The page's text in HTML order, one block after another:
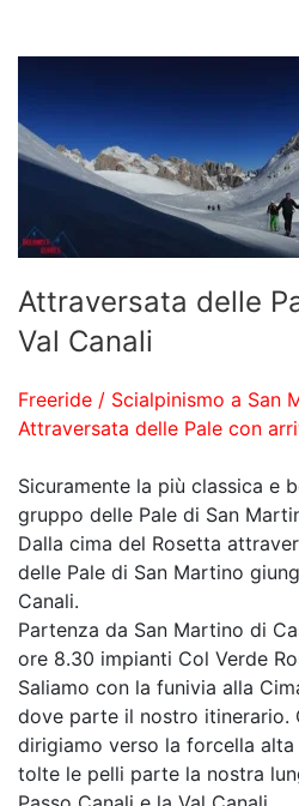
Attraversata delle
Val Canali
Freeride / Scialpinismo a San
Attraversata delle Pale con
Sicuramente la più classica e
gruppo delle Pale di San
Dalla cima del Rosetta
delle Pale di San Martino
Canali.
Partenza da San Martino di
ore 8.30 impianti Col Verde
Saliamo con la funivia alla
dove parte il nostro itinerario.
dirigiamo verso la forcella
tolte le pelli parte la nostra